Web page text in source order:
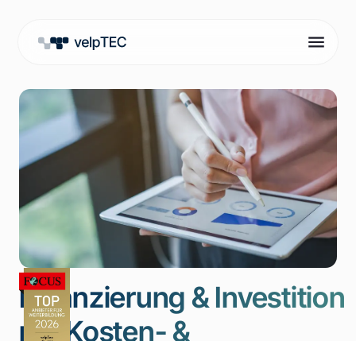
Finanzierung & Investition
mit Kosten- &